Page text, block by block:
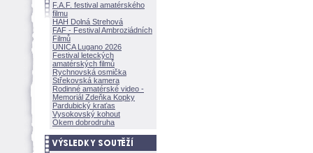
F.A.F. festival amatérského
filmu
HAH Dolná Strehov
FAF - Festival Ambroziádních
Filmů
UNICA Lugano 2026
Festival leteckých
amatérských filmů
Rychnovská osmička
Střekovská kamera
Rodinné amatérské video -
Memoriál Zdeňka Kopky
Pardubický kraťas
Vysokovský kohout
Okem dobrodruha